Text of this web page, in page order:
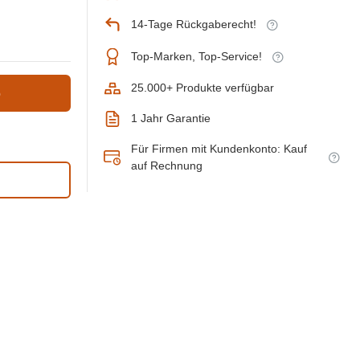
14-Tage Rückgaberecht!
Top-Marken, Top-Service!
25.000+ Produkte verfügbar
1 Jahr Garantie
Für Firmen mit Kundenkonto: Kauf
auf Rechnung